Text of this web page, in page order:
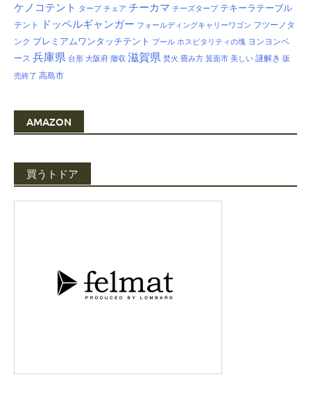
ケノコテント タープ チェア チーカマ チーズタープ テキーラテーブル
テント ドッペルギャンガー フォールディングキャリーワゴン フツーノタ
ンク プレミアムワンタッチテント プール ホスピタリティの塊 ヨンヨンベ
ース 兵庫県 台形 大阪府 撤収 滋賀県 焚火 畳み方 箕面市 美しい 謎解き 販
売終了 高島市
AMAZON
買うトドア